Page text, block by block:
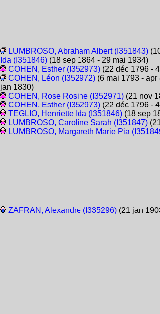
LUMBROSO, Abraham Albert (I351843)
Ida (I351846)(18 sep 1864 - 29 mai 1934)
COHEN, Esther (I352973)(22 déc 1796 -
COHEN, Léon (I352972)(6 mai 1793 - apr
jan 1830)
COHEN, Rose Rosine (I352971)(21 nov
COHEN, Esther (I352973)(22 déc 1796 -
TEGLIO, Henriette Ida (I351846)(18 sep
LUMBROSO, Caroline Sarah (I351847)
LUMBROSO, Margareth Marie Pia
ZAFRAN, Alexandre (I335296)(21 jan